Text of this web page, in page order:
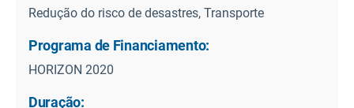
Redução do risco de desastres, Transporte
Programa de Financiamento:
HORIZON 2020
Duração: